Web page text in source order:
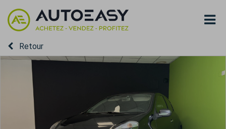
Retour